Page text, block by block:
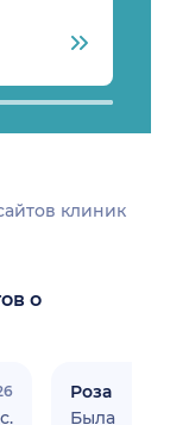
клиник
о
Роза
Была